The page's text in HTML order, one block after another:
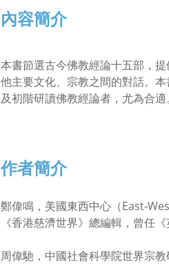
內容簡介
本書節選古今佛教經論十五部，
他主要文化、宗教之間的對話。
及初階研讀佛教經論者，尤為合適。
作者簡介
鄭偉鳴，美國東西中心（East-
《香港慈濟世界》總編輯，曾任
周偉馳，中國社會科學院世界宗